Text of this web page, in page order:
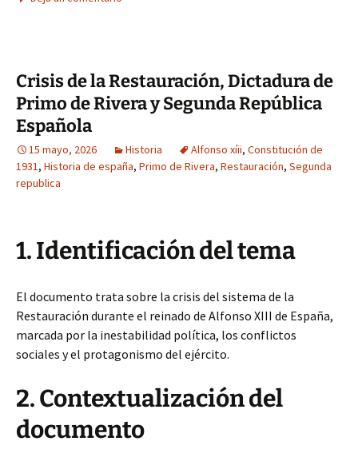
Crisis de la Restauración, Dictadura de
Primo de Rivera y Segunda República
Española
15 mayo, 2026 Historia Alfonso xíii, Constitución de
1931, Historia de españa, Primo de Rivera, Restauración, Segunda
republica
1. Identificación del tema
El documento trata sobre la crisis del sistema de la
Restauración durante el reinado de Alfonso XIII de España,
marcada por la inestabilidad política, los conflictos
sociales y el protagonismo del ejército.
2. Contextualización del
documento